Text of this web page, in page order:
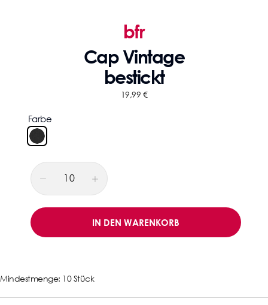
bfr
Cap Vintage
bestickt
19,99 €
Farbe
IN DEN WARENKORB
Mindestmenge: 10 Stück